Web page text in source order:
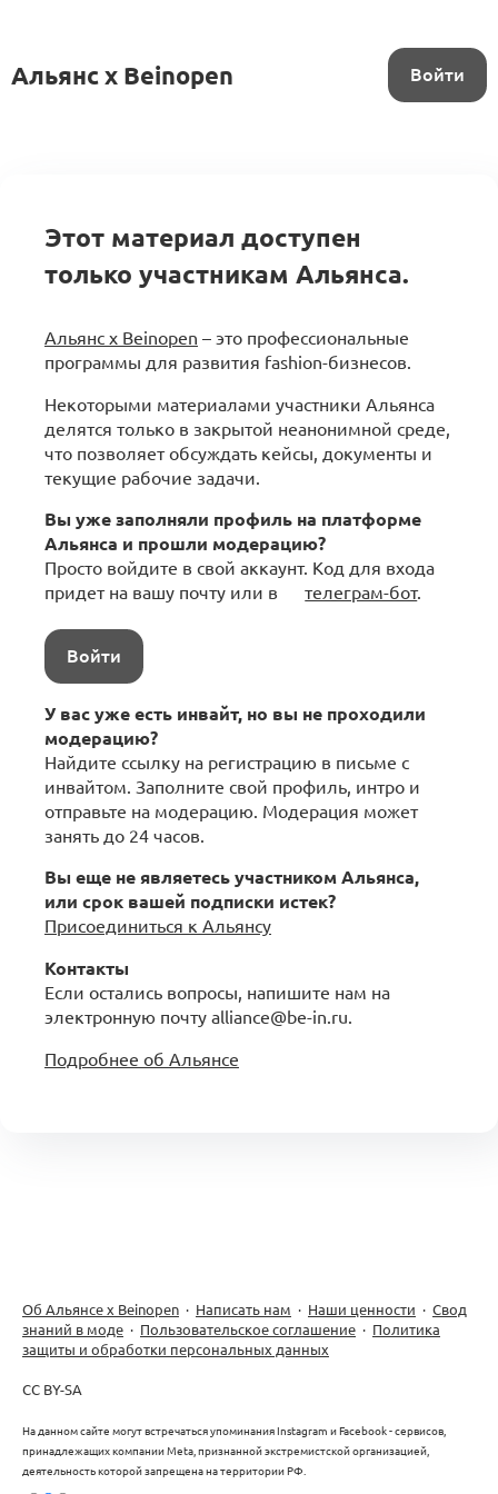
Альянс x Beinopen Войти
Этот материал доступен
только участникам Альянса.
Альянс x Beinopen – это профессиональные
программы для развития fashion-бизнесов.
Некоторыми материалами участники Альянса
делятся только в закрытой неанонимной среде,
что позволяет обсуждать кейсы, документы и
текущие рабочие задачи.
Вы уже заполняли профиль на платформе
Альянса и прошли модерацию?
Просто войдите в свой аккаунт. Код для входа
придет на вашу почту или в
телеграм-бот.
Войти
У вас уже есть инвайт, но вы не проходили
модерацию?
Найдите ссылку на регистрацию в письме с
инвайтом. Заполните свой профиль, интро и
отправьте на модерацию. Модерация может
занять до 24 часов.
Вы еще не являетесь участником Альянса,
или срок вашей подписки истек?
Присоединиться к Альянсу
Контакты
Если остались вопросы, напишите нам на
электронную почту alliance@be-in.ru.
Подробнее об Альянсе
Об Альянсе х Beinopen · Написать нам · Наши ценности · Свод
знаний в моде · Пользовательское соглашение · Политика
защиты и обработки персональных данных
CC BY-SA
На данном сайте могут встречаться упоминания Instagram и Facebook - сервисов,
принадлежащих компании Meta, признанной экстремистской организацией,
деятельность которой запрещена на территории РФ.